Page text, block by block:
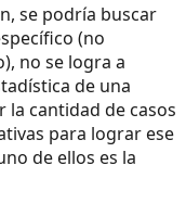
se podría buscar
(no
no se logra a
de una
la cantidad de casos
para lograr ese
de ellos es la